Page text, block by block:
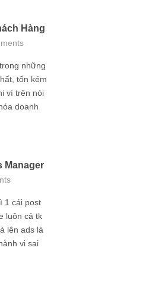
Hàng
những
tốn kém
vì trên nói
doanh
Manager
1 cái post
luôn cả tk
lên ads là
vi sai